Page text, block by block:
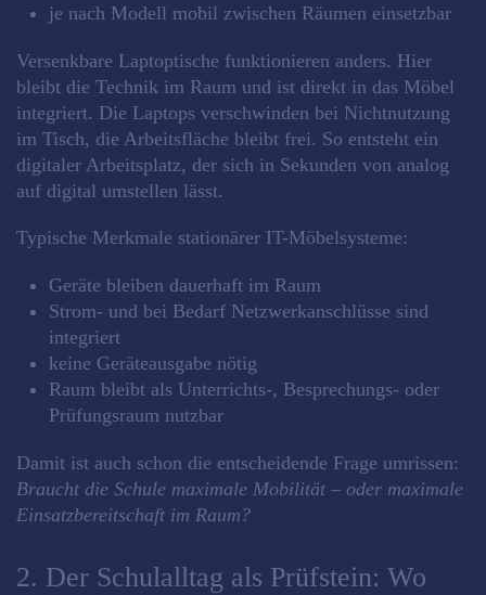
je nach Modell mobil zwischen Räumen einsetzbar
Versenkbare Laptoptische funktionieren anders. Hier
bleibt die Technik im Raum und ist direkt in das Möbel
integriert. Die Laptops verschwinden bei Nichtnutzung
im Tisch, die Arbeitsfläche bleibt frei. So entsteht ein
digitaler Arbeitsplatz, der sich in Sekunden von analog
auf digital umstellen lässt.
Typische Merkmale stationärer IT-Möbelsysteme:
Geräte bleiben dauerhaft im Raum
Strom- und bei Bedarf Netzwerkanschlüsse sind
integriert
keine Geräteausgabe nötig
Raum bleibt als Unterrichts-, Besprechungs- oder
Prüfungsraum nutzbar
Damit ist auch schon die entscheidende Frage umrissen:
Braucht die Schule maximale Mobilität – oder maximale
Einsatzbereitschaft im Raum?
2. Der Schulalltag als Prüfstein: Wo